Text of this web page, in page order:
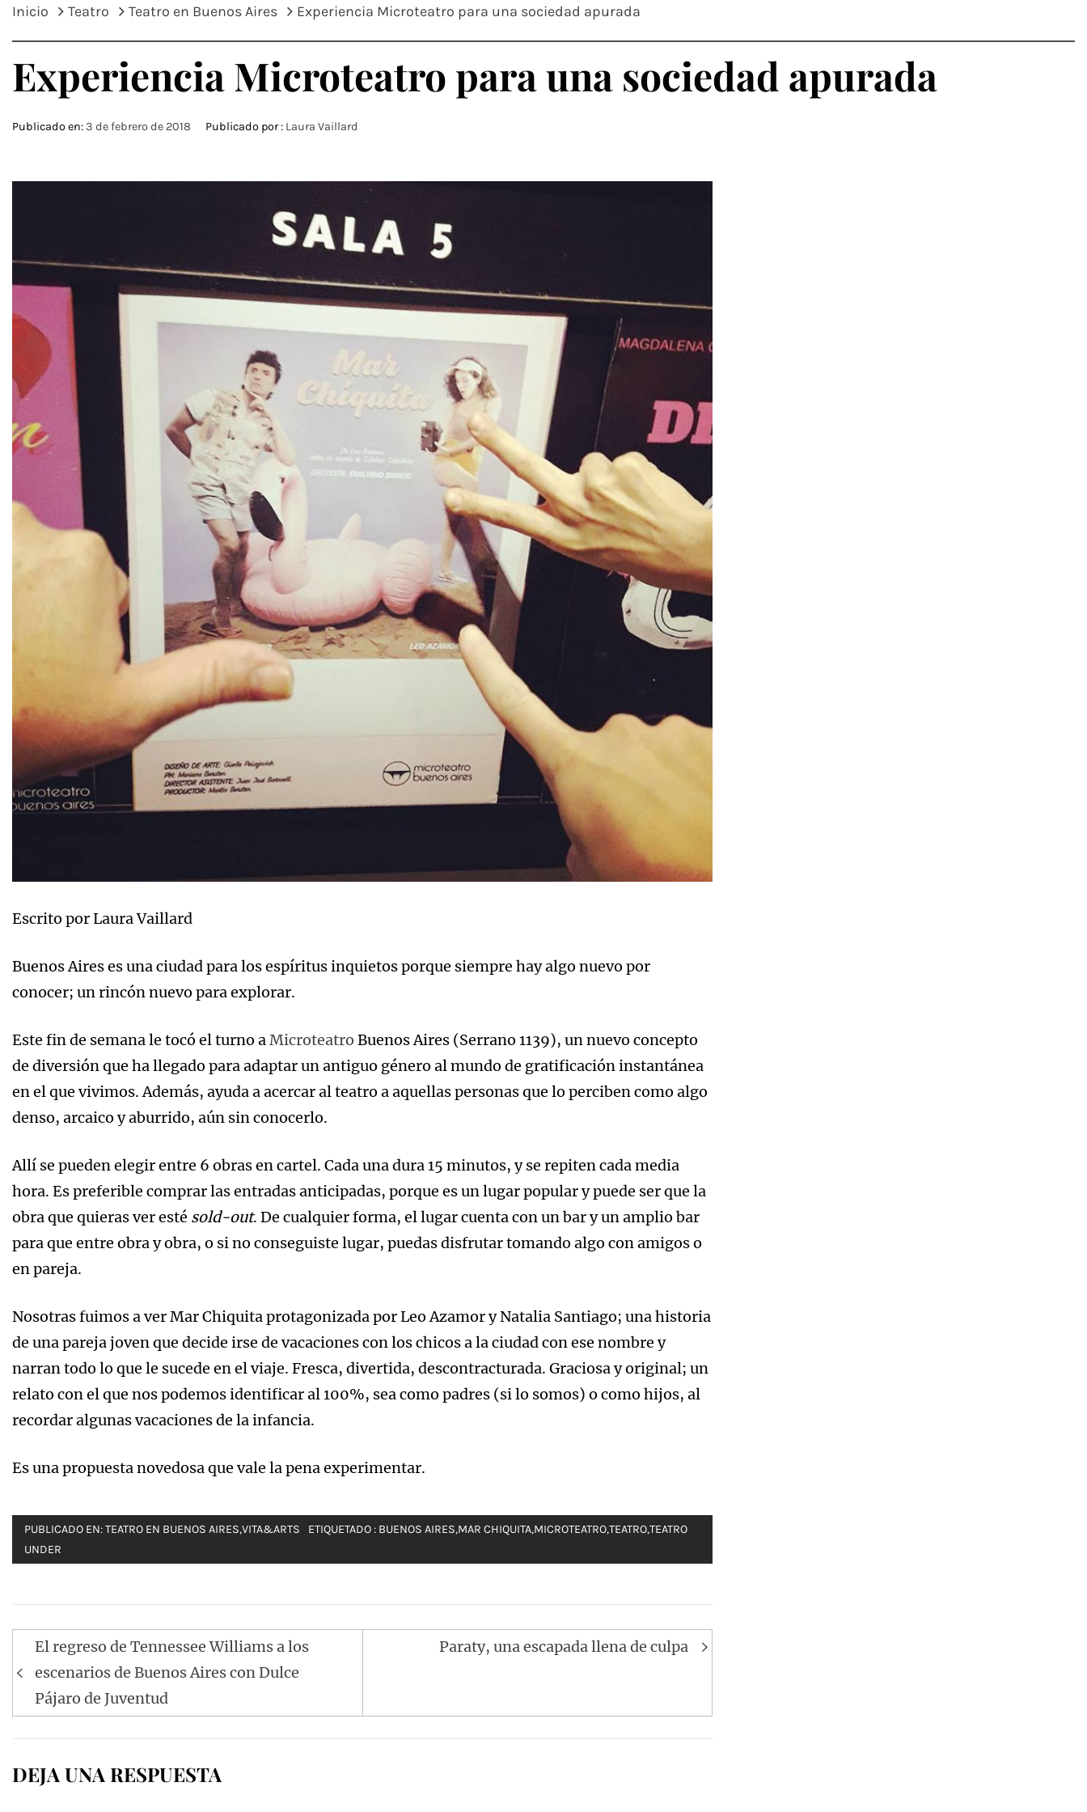
Inicio Teatro Teatro en Buenos Aires Experiencia Microteatro para una sociedad apurada
Experiencia Microteatro para una sociedad apurada
Publicado en:3 de febrero de 2018 Publicado por : Laura Vaillard
Escrito por Laura Vaillard
Buenos Aires es una ciudad para los espíritus inquietos porque siempre hay algo nuevo por
conocer; un rincón nuevo para explorar.
Este fin de semana le tocó el turno aMicroteatro Buenos Aires (Serrano 1139), un nuevo concepto
de diversión que ha llegado para adaptar un antiguo género al mundo de gratificación instantánea
en el que vivimos. Además, ayuda a acercar al teatro a aquellas personas que lo perciben como algo
denso, arcaico y aburrido, aún sin conocerlo.
Allí se pueden elegir entre 6 obras en cartel. Cada una dura 15 minutos, y se repiten cada media
hora. Es preferible comprar las entradas anticipadas, porque es un lugar popular y puede ser que la
obra que quieras ver esté sold-out. De cualquier forma, el lugar cuenta con un bar y un amplio bar
para que entre obra y obra, o si no conseguiste lugar, puedas disfrutar tomando algo con amigos o
en pareja.
Nosotras fuimos a ver Mar Chiquita protagonizada por Leo Azamor y Natalia Santiago; una historia
de una pareja joven que decide irse de vacaciones con los chicos a la ciudad con ese nombre y
narran todo lo que le sucede en el viaje. Fresca, divertida, descontracturada. Graciosa y original; un
relato con el que nos podemos identificar al 100%, sea como padres (si lo somos) o como hijos, al
recordar algunas vacaciones de la infancia.
Es una propuesta novedosa que vale la pena experimentar.
PUBLICADO EN:TEATRO EN BUENOS AIRES,VITA&ARTS ETIQUETADO : BUENOS AIRES,MAR CHIQUITA,MICROTEATRO,TEATRO,TEATRO
UNDER
Navegación
de
entradas
El regreso de Tennessee Williams a los
escenarios de Buenos Aires con Dulce
Pájaro de Juventud
Paraty, una escapada llena de culpa
DEJA UNA RESPUESTA